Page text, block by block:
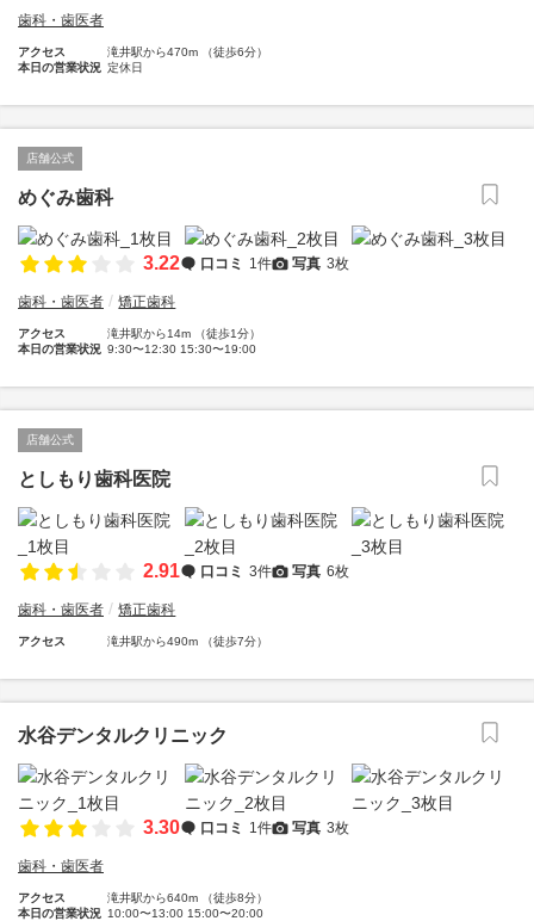
歯科・歯医者
アクセス
滝井駅から470m （徒歩6分）
本日の営業状況 定休日
店舗公式
めぐみ歯科
3.22 口コミ 1件 写真 3枚
歯科・歯医者 矯正歯科
アクセス
滝井駅から14m （徒歩1分）
本日の営業状況 9:30〜12:30 15:30〜19:00
店舗公式
としもり歯科医院
2.91 口コミ 3件 写真 6枚
歯科・歯医者 矯正歯科
アクセス 滝井駅から490m （徒歩7分）
水谷デンタルクリニック
3.30 口コミ 1件 写真 3枚
歯科・歯医者
アクセス
滝井駅から640m （徒歩8分）
本日の営業状況 10:00〜13:00 15:00〜20:00